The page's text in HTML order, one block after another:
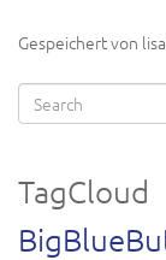
Gespeichert von
Search
TagCloud